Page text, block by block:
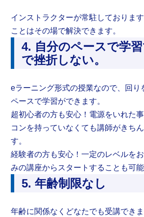
インストラクターが常駐しておりま
ことはその場で解決できます。
4. 自分のペースで学
で挫折しない。
eラーニング形式の授業なので、回り
ペースで学習ができます。
超初心者の方も安心！電源をいれた
コンを持っていなくても講師がきち
す。
経験者の方も安心！一定のレベルを
みの講座からスタートすることも可能
5. 年齢制限なし
年齢に関係なくどなたでも受講できま